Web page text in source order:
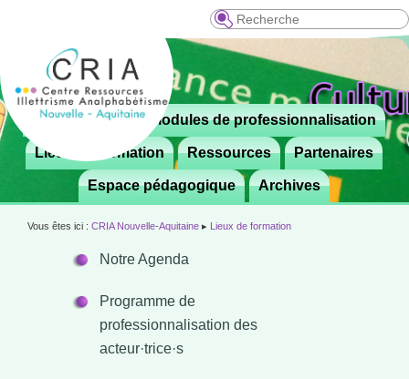
Recherche
Menu
principal
Aller
contenu
principal
 Le CRIA Modules de professionnalisation
Lieux de formation Ressources Partenaires
Espace pédagogique Archives
Vous êtes ici : CRIA Nouvelle-Aquitaine ▸ Lieux de formation
Notre Agenda
Programme de
professionnalisation des
acteur·trice·s